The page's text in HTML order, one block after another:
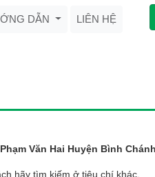
DẪN LIÊN HỆ
Văn Hai Huyện Bình
hãy tìm kiếm ở tiêu chí khác.